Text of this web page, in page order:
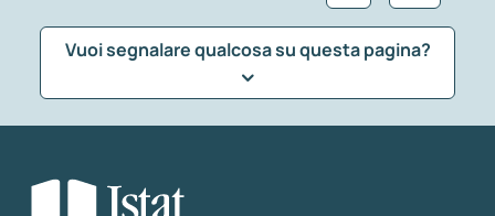
Vuoi segnalare qualcosa su questa pagina?
Seleziona la tipologia della segnalazione